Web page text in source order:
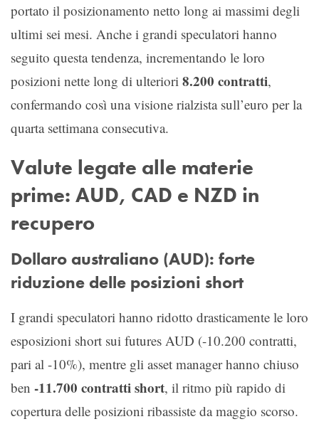
portato il posizionamento netto long ai massimi degli
ultimi sei mesi. Anche i grandi speculatori hanno
seguito questa tendenza, incrementando le loro
posizioni nette long di ulteriori 8.200 contratti,
confermando così una visione rialzista sull’euro per la
quarta settimana consecutiva.
Valute legate alle materie
prime: AUD, CAD e NZD in
recupero
Dollaro australiano (AUD): forte
riduzione delle posizioni short
I grandi speculatori hanno ridotto drasticamente le loro
esposizioni short sui futures AUD (-10.200 contratti,
pari al -10%), mentre gli asset manager hanno chiuso
ben -11.700 contratti short, il ritmo più rapido di
copertura delle posizioni ribassiste da maggio scorso.